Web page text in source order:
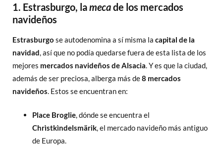
1. Estrasburgo, lamecade los mercados
navideños
Estrasburgo se autodenomina a sí misma la capital de la
navidad, así que no podía quedarse fuera de esta lista de los
mejores mercados navideños de Alsacia. Y es que la ciudad,
además de ser preciosa, alberga más de8 mercados
navideños. Estos se encuentran en:
Place Broglie, dónde se encuentra el
Chrìstkìndelsmärik, el mercado navideño más antiguo
de Europa.